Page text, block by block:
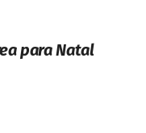
para Natal